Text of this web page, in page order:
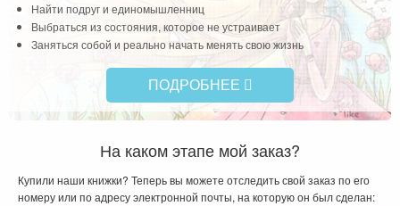
Найти подруг и единомышленниц
Выбраться из состояния, которое не устраивает
Заняться собой и реально начать менять свою жизнь
ПОДРОБНЕЕ
На каком этапе мой заказ?
Купили наши книжки? Теперь вы можете отследить свой заказ по его
номеру или по адресу электронной почты, на которую он был сделан: